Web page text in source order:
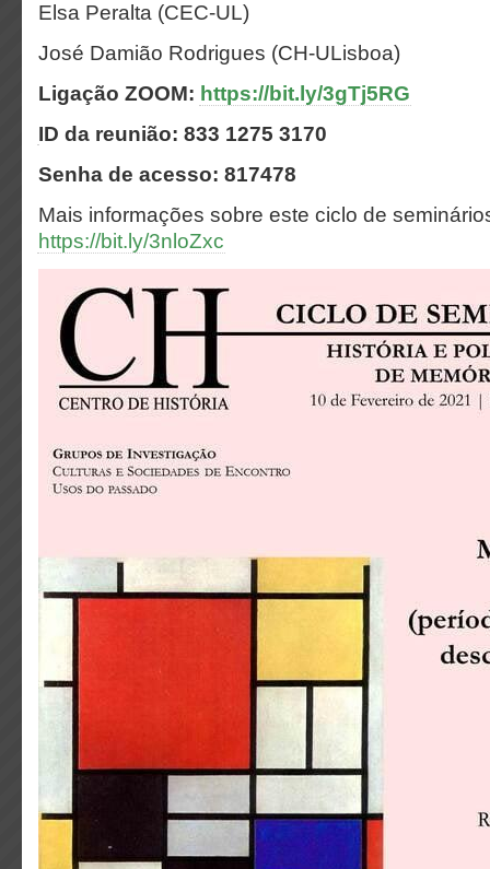
Elsa Peralta (CEC-UL)
José Damião Rodrigues (CH-ULisboa)
Ligação ZOOM: https://bit.ly/3gTj5RG
ID da reunião: 833 1275 3170
Senha de acesso: 817478
Mais informações sobre este ciclo de
https://bit.ly/3nloZxc